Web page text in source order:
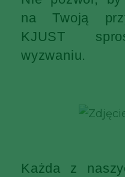
na Twoją
KJUST
wyzwaniu.
Każda z